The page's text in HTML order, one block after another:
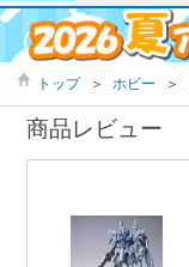
トップ ＞ ホビー ＞
商品レビュー